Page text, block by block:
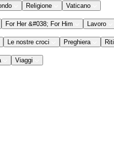
Religione Vaticano
For Her &#038; For Him Lavoro
Le nostre croci Preghiera Riti
Viaggi